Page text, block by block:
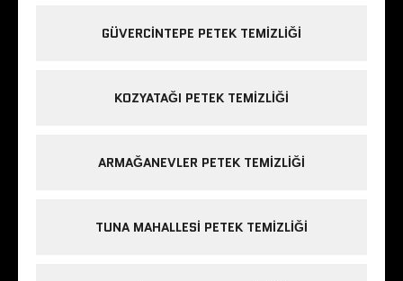
GÜVERCINTEPE PETEK TEMIZLIĞI
KOZYATAĞI PETEK TEMIZLIĞI
ARMAĞANEVLER PETEK TEMIZLIĞI
TUNA MAHALLESI PETEK TEMIZLIĞI